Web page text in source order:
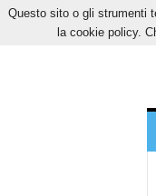
Questo sito o gli strumenti
la cookie policy.